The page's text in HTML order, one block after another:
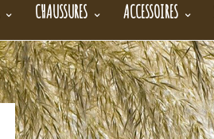
CHAUSSURES ACCESSOIRES